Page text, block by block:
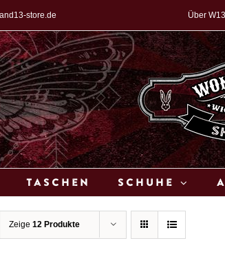
store.de Über W13
Taschen Schuhe
Zeige 12 Produkte